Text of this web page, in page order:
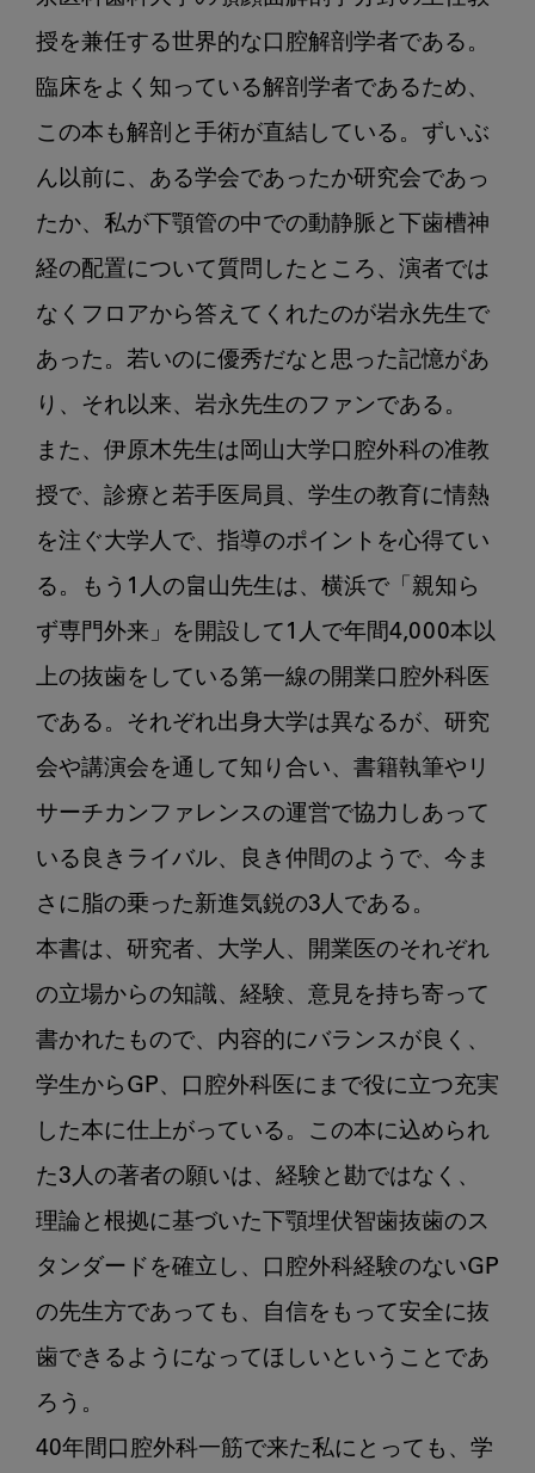
授を兼任する世界的な口腔解剖学者である。
臨床をよく知っている解剖学者であるため、
この本も解剖と手術が直結している。ずいぶ
ん以前に、ある学会であったか研究会であっ
たか、私が下顎管の中での動静脈と下歯槽神
経の配置について質問したところ、演者では
なくフロアから答えてくれたのが岩永先生で
あった。若いのに優秀だなと思った記憶があ
り、それ以来、岩永先生のファンである。
また、伊原木先生は岡山大学口腔外科の准教
授で、診療と若手医局員、学生の教育に情熱
を注ぐ大学人で、指導のポイントを心得てい
る。もう1人の畠山先生は、横浜で「親知ら
ず専門外来」を開設して1人で年間4,000本以
上の抜歯をしている第一線の開業口腔外科医
である。それぞれ出身大学は異なるが、研究
会や講演会を通して知り合い、書籍執筆やリ
サーチカンファレンスの運営で協力しあって
いる良きライバル、良き仲間のようで、今ま
さに脂の乗った新進気鋭の3人である。
本書は、研究者、大学人、開業医のそれぞれ
の立場からの知識、経験、意見を持ち寄って
書かれたもので、内容的にバランスが良く、
学生からGP、口腔外科医にまで役に立つ充実
した本に仕上がっている。この本に込められ
た3人の著者の願いは、経験と勘ではなく、
理論と根拠に基づいた下顎埋伏智歯抜歯のス
タンダードを確立し、口腔外科経験のないGP
の先生方であっても、自信をもって安全に抜
歯できるようになってほしいということであ
ろう。
40年間口腔外科一筋で来た私にとっても、学